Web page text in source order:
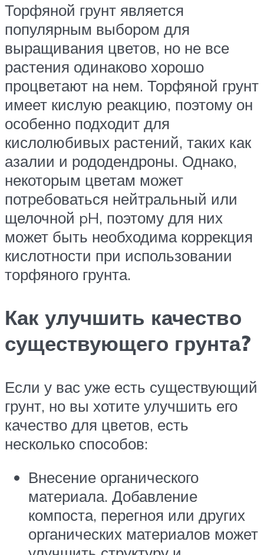
Торфяной грунт является
популярным выбором для
выращивания цветов, но не все
растения одинаково хорошо
процветают на нем. Торфяной грунт
имеет кислую реакцию, поэтому он
особенно подходит для
кислолюбивых растений, таких как
азалии и рододендроны. Однако,
некоторым цветам может
потребоваться нейтральный или
щелочной pH, поэтому для них
может быть необходима коррекция
кислотности при использовании
торфяного грунта.
Как улучшить качество
существующего грунта?
Если у вас уже есть существующий
грунт, но вы хотите улучшить его
качество для цветов, есть
несколько способов:
Внесение органического
материала. Добавление
компоста, перегноя или других
органических материалов может